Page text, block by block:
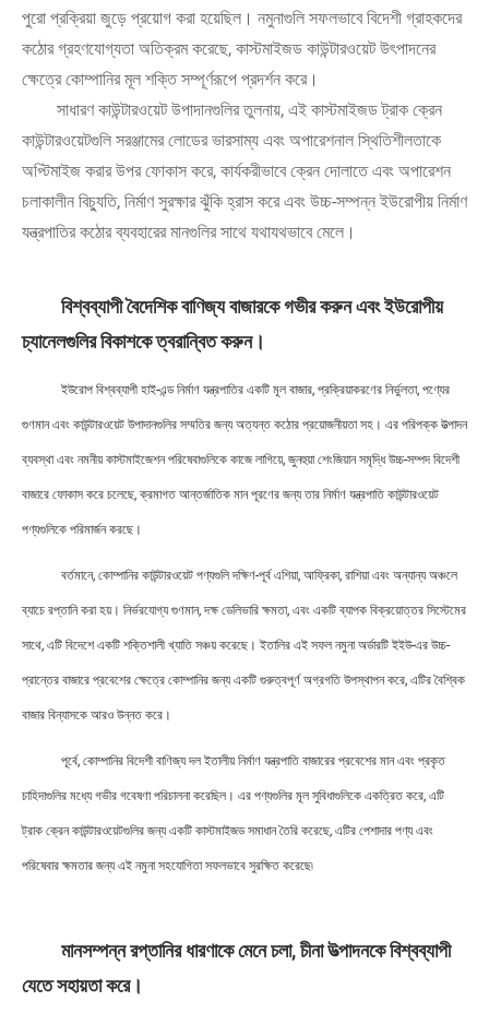
পুরো প্রক্রিয়া জুড়ে প্রয়োগ করা হয়েছিল। নমুনাগুলি সফলভাবে বিদেশী গ্রাহকদের
কঠোর গ্রহণযোগ্যতা অতিক্রম করেছে, কাস্টমাইজড কাউন্টারওয়েট উৎপাদনের
ক্ষেত্রে কোম্পানির মূল শক্তি সম্পূর্ণরূপে প্রদর্শন করে।
সাধারণ কাউন্টারওয়েট উপাদানগুলির তুলনায়, এই কাস্টমাইজড ট্রাক ক্রেন
কাউন্টারওয়েটগুলি সরঞ্জামের লোডের ভারসাম্য এবং অপারেশনাল স্থিতিশীলতাকে
অপ্টিমাইজ করার উপর ফোকাস করে, কার্যকরীভাবে ক্রেন দোলাতে এবং অপারেশন
চলাকালীন বিচ্যুতি, নির্মাণ সুরক্ষার ঝুঁকি হ্রাস করে এবং উচ্চ-সম্পন্ন ইউরোপীয় নির্মাণ
যন্ত্রপাতির কঠোর ব্যবহারের মানগুলির সাথে যথাযথভাবে মেলে।
বিশ্বব্যাপী বৈদেশিক বাণিজ্য বাজারকে গভীর করুন এবং ইউরোপীয়
চ্যানেলগুলির বিকাশকে ত্বরান্বিত করুন।
ইউরোপ বিশ্বব্যাপী হাই-এন্ড নির্মাণ যন্ত্রপাতির একটি মূল বাজার, প্রক্রিয়াকরণের নির্ভুলতা, পণ্যের
গুণমান এবং কাউন্টারওয়েট উপাদানগুলির সম্মতির জন্য অত্যন্ত কঠোর প্রয়োজনীয়তা সহ। এর পরিপক্ক উত্পাদন
ব্যবস্থা এবং নমনীয় কাস্টমাইজেশন পরিষেবাগুলিকে কাজে লাগিয়ে, জুনহুয়া শেংজিয়ান সমৃদ্ধি উচ্চ-সম্পদ বিদেশী
বাজারে ফোকাস করে চলেছে, ক্রমাগত আন্তর্জাতিক মান পূরণের জন্য তার নির্মাণ যন্ত্রপাতি কাউন্টারওয়েট
পণ্যগুলিকে পরিমার্জন করছে।
বর্তমানে, কোম্পানির কাউন্টারওয়েট পণ্যগুলি দক্ষিণ-পূর্ব এশিয়া, আফ্রিকা, রাশিয়া এবং অন্যান্য অঞ্চলে
ব্যাচে রপ্তানি করা হয়। নির্ভরযোগ্য গুণমান, দক্ষ ডেলিভারি ক্ষমতা, এবং একটি ব্যাপক বিক্রয়োত্তর সিস্টেমের
সাথে, এটি বিদেশে একটি শক্তিশালী খ্যাতি সঞ্চয় করেছে। ইতালির এই সফল নমুনা অর্ডারটি ইইউ-এর উচ্চ-
প্রান্তের বাজারে প্রবেশের ক্ষেত্রে কোম্পানির জন্য একটি গুরুত্বপূর্ণ অগ্রগতি উপস্থাপন করে, এটির বৈশ্বিক
বাজার বিন্যাসকে আরও উন্নত করে।
পূর্বে, কোম্পানির বিদেশী বাণিজ্য দল ইতালীয় নির্মাণ যন্ত্রপাতি বাজারের প্রবেশের মান এবং প্রকৃত
চাহিদাগুলির মধ্যে গভীর গবেষণা পরিচালনা করেছিল। এর পণ্যগুলির মূল সুবিধাগুলিকে একত্রিত করে, এটি
ট্রাক ক্রেন কাউন্টারওয়েটগুলির জন্য একটি কাস্টমাইজড সমাধান তৈরি করেছে, এটির পেশাদার পণ্য এবং
পরিষেবার ক্ষমতার জন্য এই নমুনা সহযোগিতা সফলভাবে সুরক্ষিত করেছে৷
মানসম্পন্ন রপ্তানির ধারণাকে মেনে চলা, চীনা উত্পাদনকে বিশ্বব্যাপী
যেতে সহায়তা করে।